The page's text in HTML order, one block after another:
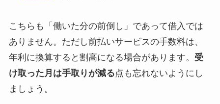
こちらも「働いた分の前倒し」であって借入では
ありません。ただし前払いサービスの手数料は、
年利に換算すると割高になる場合があります。 受
け取った月は手取りが減る点も忘れないようにし
ましょう。